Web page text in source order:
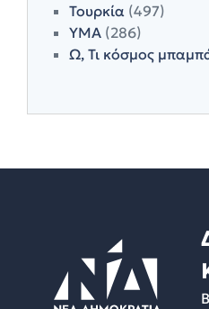
Τουρκία (497)
ΥΜΑ (286)
Ω, Τι κόσμος